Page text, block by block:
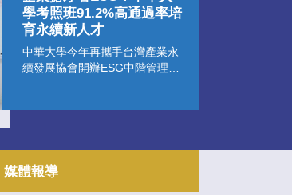
學考照班91.2%高通過率培
育永續新人才
中華大學今年再攜手台灣產業永
續發展協會開辦ESG中階管理師
媒體報導